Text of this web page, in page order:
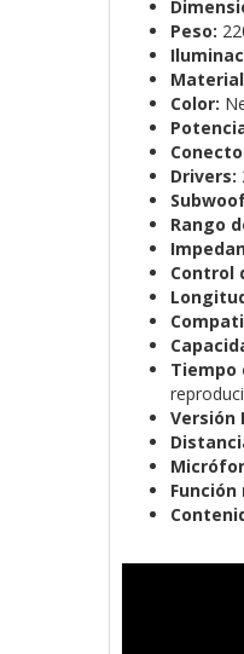
Peso:
Color:
Drivers:
Rango
Control
Tiempo
Versión